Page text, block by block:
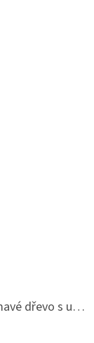
Buddhistická mala dlouhá - tmavé dřevo s uzlíky 8 mm